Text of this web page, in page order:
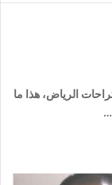
جرائم سرقة استراحات الرياض، هذا ما